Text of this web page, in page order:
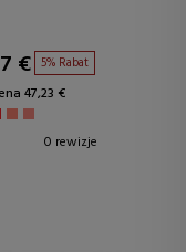
€ 5% Rabat
47,23 €
0 rewizje